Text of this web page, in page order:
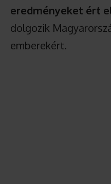
eredményeket ért
dolgozik
emberekért.